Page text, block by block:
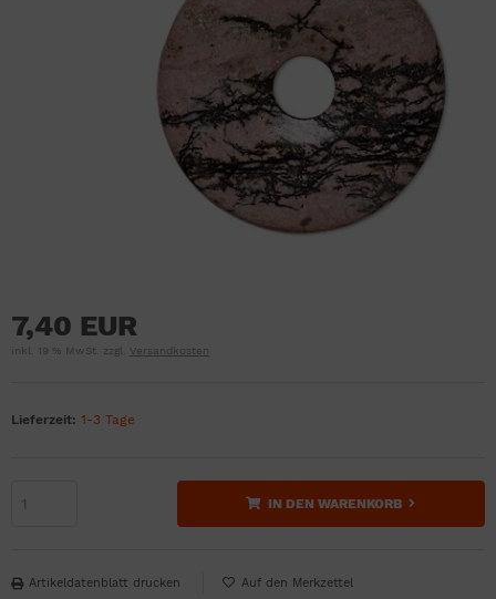
7,40 EUR
inkl. 19 % MwSt. zzgl. Versandkosten
Lieferzeit: 1-3 Tage
IN DEN WARENKORB
Artikeldatenblatt drucken